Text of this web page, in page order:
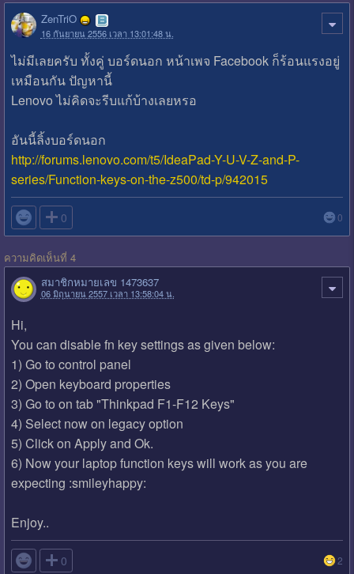
ZenTriO
16 กันยายน 2556 เวลา 13:01:48 น.
ไม่มีเลยครับ ทั้งคู่ บอร์ดนอก หน้าเพจ Facebook ก็ร้อนแรงอยู่
เหมือนกัน ปัญหานี้
Lenovo ไม่คิดจะรีบแก้บ้างเลยหรอ
อันนี้ลิ้งบอร์ดนอก
http://forums.lenovo.com/t5/IdeaPad-Y-U-V-Z-and-P-
series/Function-keys-on-the-z500/td-p/942015
 0 0
ความคิดเห็นที่ 4
สมาชิกหมายเลข 1473637
06 มิถุนายน 2557 เวลา 13:58:04 น.
Hi,
You can disable fn key settings as given below:
1) Go to control panel
2) Open keyboard properties
3) Go to on tab "Thinkpad F1-F12 Keys"
4) Select now on legacy option
5) Click on Apply and Ok.
6) Now your laptop function keys will work as you are
expecting :smileyhappy:
Enjoy..
 0 2